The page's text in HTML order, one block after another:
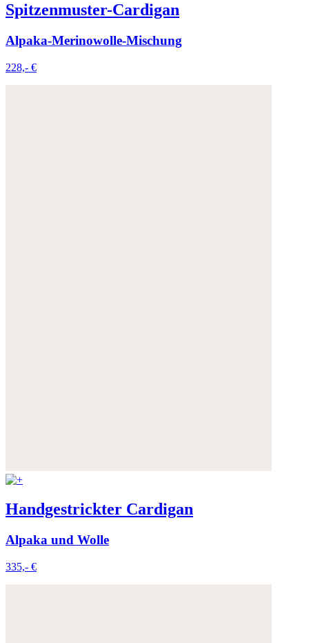
Spitzenmuster-Cardigan
Alpaka-Merinowolle-Mischung
228,- €
Handgestrickter Cardigan
Alpaka und Wolle
335,- €